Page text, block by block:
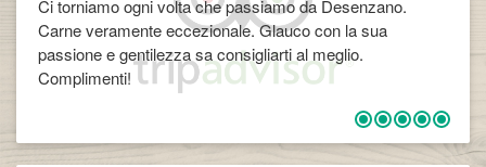
Ci torniamo ogni volta che passiamo da Desenzano.
Carne veramente eccezionale. Glauco con la sua
passione e gentilezza sa consigliarti al meglio.
Complimenti!